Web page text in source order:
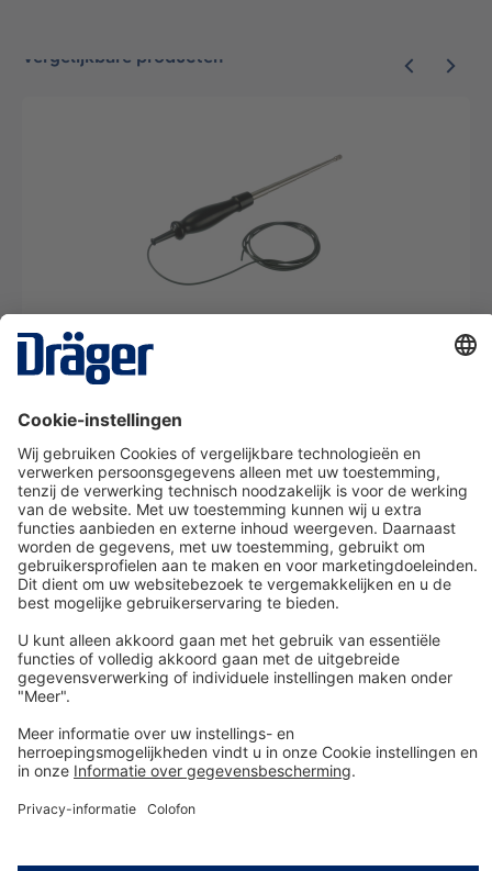
Vergelijkbare producten
telescoopsonde Dräger 100
SRM06278
Van € 1,49* per dag
Details
Technologie voor het leven
Service-Hotline
Shop Service